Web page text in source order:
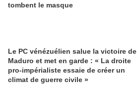
tombent le masque
Le PC vénézuélien salue la victoire de
Maduro et met en garde : « La droite
pro-impérialiste essaie de créer un
climat de guerre civile »